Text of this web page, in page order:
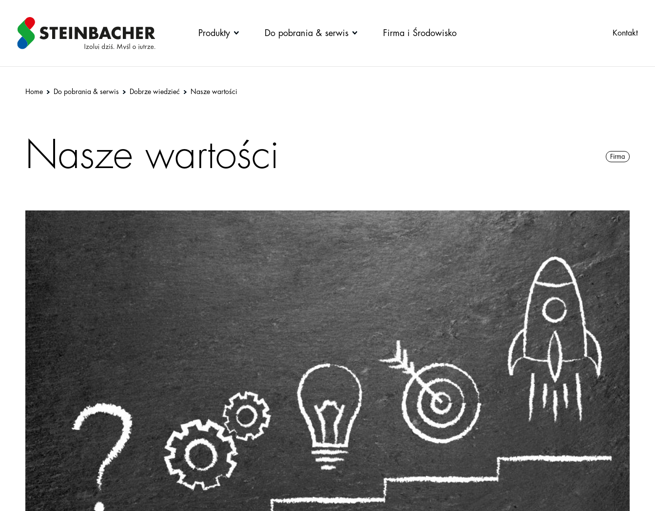
Produkty Do pobrania & serwis Firma i Środowisko Kontakt
zurück
Pliki do
pobrania
Dobrze
Kontakt
zurück
techniczne
Podłoga
Wszystkie
Wełna
skalna
Akcesoria
zurück
Home Do pobrania & serwis Dobrze wiedzieć Nasze wartości
Nasze wartości Firma